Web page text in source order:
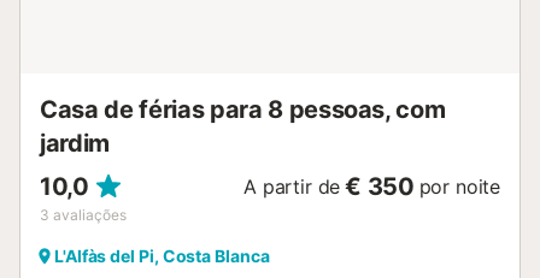
Casa de férias para 8 pessoas, com
jardim
10,0
3 avaliações
A partir de € 350 por noite
L'Alfàs del Pi, Costa Blanca